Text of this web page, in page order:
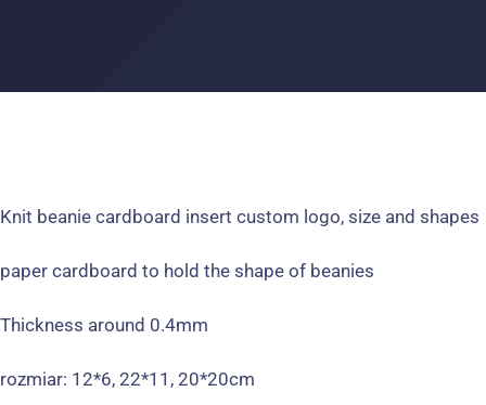
Knit beanie cardboard insert custom logo, size and shapes
paper cardboard to hold the shape of beanies
Thickness around 0.4mm
rozmiar: 12*6, 22*11, 20*20cm